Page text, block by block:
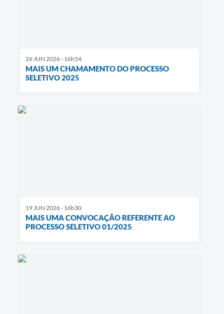
26 JUN 2026 - 16h54
MAIS UM CHAMAMENTO DO PROCESSO
SELETIVO 2025
19 JUN 2026 - 16h30
MAIS UMA CONVOCAÇÃO REFERENTE AO
PROCESSO SELETIVO 01/2025